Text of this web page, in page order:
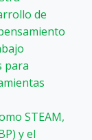
de
para
STEAM,
y el